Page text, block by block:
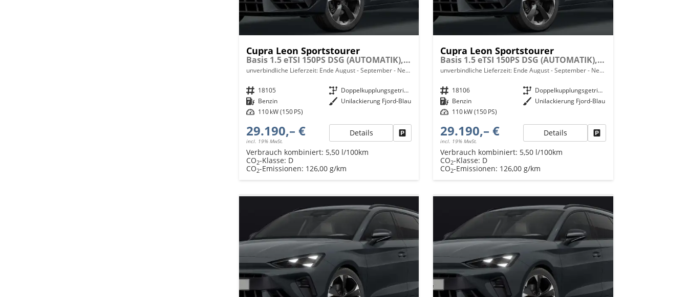
Cupra Leon Sportstourer
Basis 1.5 eTSI 150PS DSG (AUTOMATIK), Fjord-Blau, 18" Alu Garbi, Sitzheizung, M-Lederlenkrad beheizt, Parksensoren vorne und hinten, Adaptiver Tempomat, 3-Zonen-Climatronic, Radio 12,9" + Full Link (Navi-Funktion über Smartphone), Elektr. Heckklappe
unverbindliche Lieferzeit: Ende August - September Neuwagen mit Tageszulassung
Fahrzeugnr. 18105 Getriebe
Doppelkupplungsgetriebe (DSG)
Kraftstoff Benzin Außenfarbe Unilackierung Fjord-Blau
Leistung 110 kW (150 PS)
29.190,– €
incl. 19% MwSt.
Details Fahrzeug parken
Verbrauch kombiniert: 5,50 l/100km
CO2-Klasse: D
CO2-Emissionen: 126,00 g/km
Cupra Leon Sportstourer
Basis 1.5 eTSI 150PS DSG (AUTOMATIK), Fjord-Blau, 18" Alu Garbi, Sitzheizung, M-Lederlenkrad beheizt, Parksensoren vorne und hinten, Adaptiver Tempomat, 3-Zonen-Climatronic, Radio 12,9" + Full Link (Navi-Funktion über Smartphone), Elektr. Heckklappe
unverbindliche Lieferzeit: Ende August - September Neuwagen mit Tageszulassung
Fahrzeugnr. 18106 Getriebe
Doppelkupplungsgetriebe (DSG)
Kraftstoff Benzin Außenfarbe Unilackierung Fjord-Blau
Leistung 110 kW (150 PS)
29.190,– €
incl. 19% MwSt.
Details Fahrzeug parken
Verbrauch kombiniert: 5,50 l/100km
CO2-Klasse: D
CO2-Emissionen: 126,00 g/km